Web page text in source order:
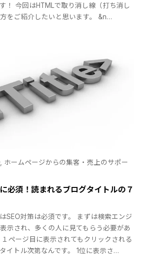
！ 今回はHTMLで取り消し線（打ち消し
をご紹介したいと思います。 &n…
ホームページからの集客・売上のサポー
必須！読まれるブログタイトルの７
SEO対策は必須です。 まずは検索エンジ
示され、多くの人に見てもらう必要があ
ページ目に表示されてもクリックされる
イトル次第なんです。 1位に表示さ…